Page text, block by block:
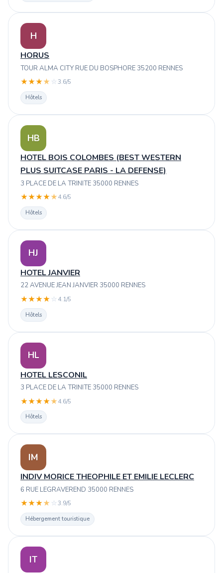
H
HORUS
TOUR ALMA CITY RUE DU BOSPHORE 35200 RENNES
★★★★ ☆3.6/5
Hôtels
HB
HOTEL BOIS COLOMBES (BEST WESTERN
PLUS SUITCASE PARIS - LA DEFENSE)
3 PLACE DE LA TRINITE 35000 RENNES
★★★★★4.6/5
Hôtels
HJ
HOTEL JANVIER
22 AVENUE JEAN JANVIER 35000 RENNES
★★★★ ☆ 4.1/5
Hôtels
HL
HOTEL LESCONIL
3 PLACE DE LA TRINITE 35000 RENNES
★★★★★4.6/5
Hôtels
IM
INDIV MORICE THEOPHILE ET EMILIE LECLERC
6 RUE LEGRAVEREND 35000 RENNES
★★★★ ☆3.9/5
Hébergement touristique
IT